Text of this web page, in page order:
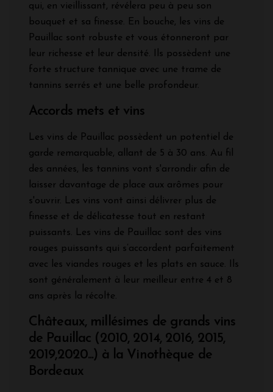
qui, en vieillissant, révélera peu à peu son
bouquet et sa finesse. En bouche, les vins de
Pauillac sont robuste et vous étonneront par
leur richesse et leur densité. Ils possèdent une
forte structure tannique avec une trame de
tannins serrés et une belle profondeur.
Accords mets et vins
Les vins de Pauillac possèdent un potentiel de
garde remarquable, allant de 5 à 30 ans. Au fil
des années, les tannins vont s'arrondir afin de
laisser davantage de place aux arômes pour
s'ouvrir. Les vins vont ainsi délivrer plus de
finesse et de délicatesse tout en restant
puissants. Les vins de Pauillac sont des vins
rouges puissants qui s’accordent parfaitement
avec les viandes rouges et les plats en sauce. Ils
sont généralement à leur meilleur entre 4 et 8
ans après la récolte.
Châteaux, millésimes de grands vins
de Pauillac (2010, 2014, 2016, 2015,
2019,2020...) à la Vinothèque de
Bordeaux